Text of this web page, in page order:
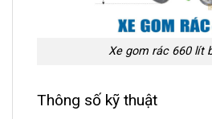
Xe gom rác 660 lít
Thông số kỹ thuật